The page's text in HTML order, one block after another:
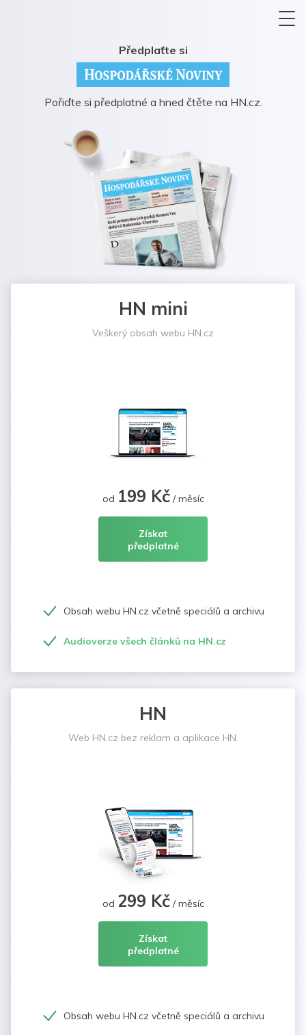
Předplaťte si
Pořiďte si předplatné a hned čtěte na HN.cz.
HN mini
Veškerý obsah webu HN.cz
od 199 Kč/ měsíc
Získat
předplatné
Obsah webu HN.cz včetně speciálů a archivu
Audioverze všech článků na HN.cz
HN
Web HN.cz bez reklam a aplikace HN.
od 299 Kč/ měsíc
Získat
předplatné
Obsah webu HN.cz včetně speciálů a archivu